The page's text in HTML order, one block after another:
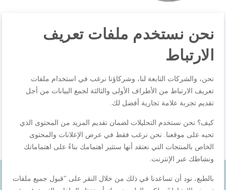
مولينيكس المزودة بفلتر، سوبيتو
سيليكت، سوداء من الستانلس
ستيل سعة 10 إلى 15 فنجانًا
١٩٩٫٠٠ ر.س.‏
٢٤٩٫٠٠ ر.س.‏
نحن نستخدم ملفات تعريف
الارتباط
نحن، والشركات التابعة لنا، وشركاؤنا نرغب في استخدام ملفات
تعريف الارتباط من الأطراف الأولى والثالثة لجمع البيانات من أجل
تقديم تجربة علامة تجارية أفضل لك.
كيف؟ نحن نستخدم التحليلات لضمان تقديم المزيد من المحتوى الذي
تحبه على موقعنا. نحن نرغب فقط في عرض الإعلانات والمحتوى
الخاص بالمنتجات التي نعتقد أنها ستثير اهتمامك بناءً على اهتماماتك
ونشاطك عبر الإنترنت.
بالطبع، نود أن تساعدنا في ذلك من خلال النقر على "قبول جميع ملفات